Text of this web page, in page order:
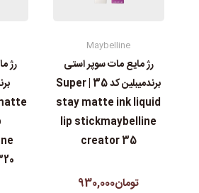
Maybelline
رژ مایع مات سوپر استی‌
برندمیبلین کد 35 | Super
stay matte ink liquid
lip stickmaybelline
creator 35
تومان930,000
رژ